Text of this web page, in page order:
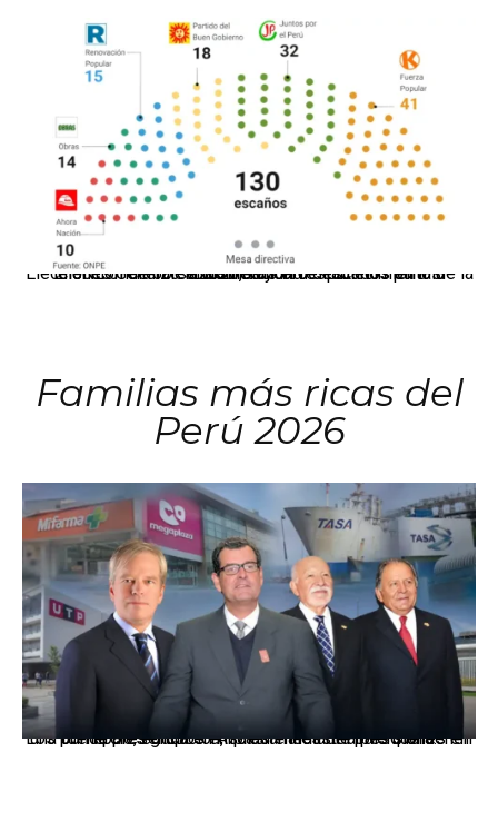
El JNE oficializó la distribución de escaños para la elección de 60 senadores y 130 diputados en las Elecciones Generales 2026, tras el restablecimiento de la Bicameralidad.
Familias más ricas del
Perú 2026
Los principales grupos empresariales del país mantienen una fuerte presencia en Áncash mediante inversiones en comercio, educación, salud e industria pesquera.